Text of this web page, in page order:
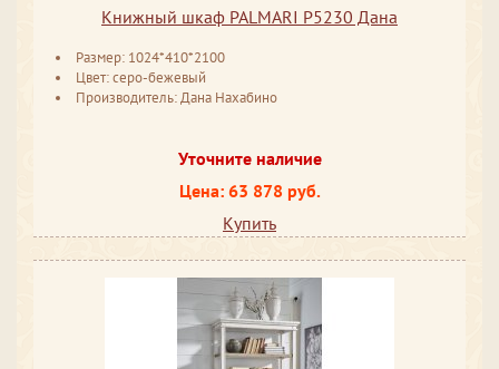
Книжный шкаф PALMARI P5230 Дана
Размер: 1024*410*2100
Цвет: серо-бежевый
Производитель: Дана Нахабино
Уточните наличие
Цена: 63 878 руб.
Купить